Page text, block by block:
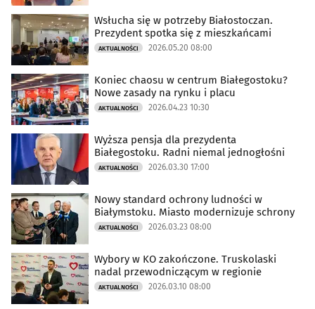
Wsłucha się w potrzeby Białostoczan.
Prezydent spotka się z mieszkańcami
AKTUALNOŚCI 2026.05.20 08:00
Koniec chaosu w centrum Białegostoku?
Nowe zasady na rynku i placu
AKTUALNOŚCI 2026.04.23 10:30
Wyższa pensja dla prezydenta
Białegostoku. Radni niemal jednogłośni
AKTUALNOŚCI 2026.03.30 17:00
Nowy standard ochrony ludności w
Białymstoku. Miasto modernizuje schrony
AKTUALNOŚCI 2026.03.23 08:00
Wybory w KO zakończone. Truskolaski
nadal przewodniczącym w regionie
AKTUALNOŚCI 2026.03.10 08:00